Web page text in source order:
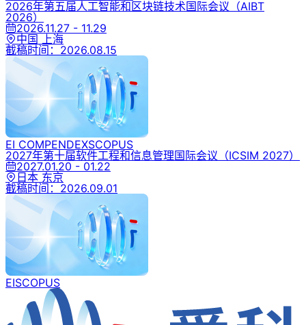
2026年第五届人工智能和区块链技术国际会议 （AIBT
2026）
2026.11.27 - 11.29
中国 上海
截稿时间： 2026.08.15
EI COMPENDEXSCOPUS
2027年第十届软件工程和信息管理国际会议 （ICSIM 2027）
2027.01.20 - 01.22
日本 东京
截稿时间： 2026.09.01
EISCOPUS